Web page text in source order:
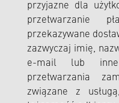
przyjazne dla
przetwarzanie
przekazywane
zazwyczaj imię,
e-mail lub
przetwarzania
związane z